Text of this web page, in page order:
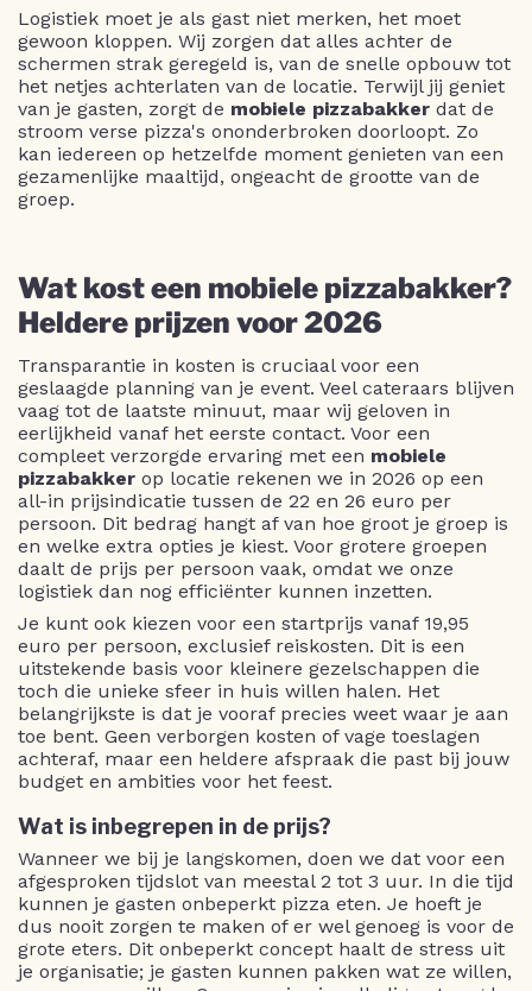
Logistiek moet je als gast niet merken, het moet
gewoon kloppen. Wij zorgen dat alles achter de
schermen strak geregeld is, van de snelle opbouw tot
het netjes achterlaten van de locatie. Terwijl jij geniet
van je gasten, zorgt de mobiele pizzabakker dat de
stroom verse pizza's ononderbroken doorloopt. Zo
kan iedereen op hetzelfde moment genieten van een
gezamenlijke maaltijd, ongeacht de grootte van de
groep.
Wat kost een mobiele pizzabakker?
Heldere prijzen voor 2026
Transparantie in kosten is cruciaal voor een
geslaagde planning van je event. Veel cateraars blijven
vaag tot de laatste minuut, maar wij geloven in
eerlijkheid vanaf het eerste contact. Voor een
compleet verzorgde ervaring met een mobiele
pizzabakker op locatie rekenen we in 2026 op een
all-in prijsindicatie tussen de 22 en 26 euro per
persoon. Dit bedrag hangt af van hoe groot je groep is
en welke extra opties je kiest. Voor grotere groepen
daalt de prijs per persoon vaak, omdat we onze
logistiek dan nog efficiënter kunnen inzetten.
Je kunt ook kiezen voor een startprijs vanaf 19,95
euro per persoon, exclusief reiskosten. Dit is een
uitstekende basis voor kleinere gezelschappen die
toch die unieke sfeer in huis willen halen. Het
belangrijkste is dat je vooraf precies weet waar je aan
toe bent. Geen verborgen kosten of vage toeslagen
achteraf, maar een heldere afspraak die past bij jouw
budget en ambities voor het feest.
Wat is inbegrepen in de prijs?
Wanneer we bij je langskomen, doen we dat voor een
afgesproken tijdslot van meestal 2 tot 3 uur. In die tijd
kunnen je gasten onbeperkt pizza eten. Je hoeft je
dus nooit zorgen te maken of er wel genoeg is voor de
grote eters. Dit onbeperkt concept haalt de stress uit
je organisatie; je gasten kunnen pakken wat ze willen,